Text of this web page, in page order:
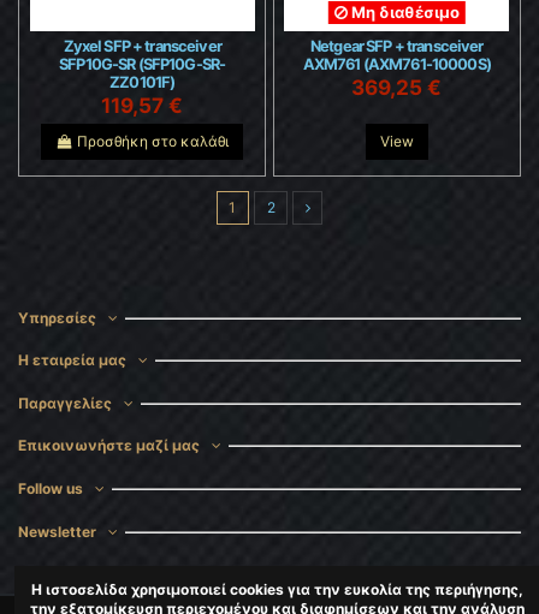
Zyxel SFP + transceiver
SFP10G-SR (SFP10G-SR-
ZZ0101F)
119,57 €
Προσθήκη στο καλάθι
Μη διαθέσιμο
Netgear SFP + transceiver
AXM761 (AXM761-10000S)
369,25 €
View
1 2
Υπηρεσίες
Η εταιρεία μας
Παραγγελίες
Επικοινωνήστε μαζί μας
Follow us
Newsletter
Η ιστοσελίδα χρησιμοποιεί cookies για την ευκολία της περιήγησης,
την εξατομίκευση περιεχομένου και διαφημίσεων και την ανάλυση